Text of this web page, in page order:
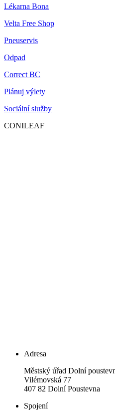
Lékarna Bona
Velta Free Shop
Pneuservis
Odpad
Correct BC
Plánuj výlety
Sociální služby
CONILEAF
Adresa
Městský úřad Dolní
Vilémovská 77
407 82 Dolní Poustevna
Spojení